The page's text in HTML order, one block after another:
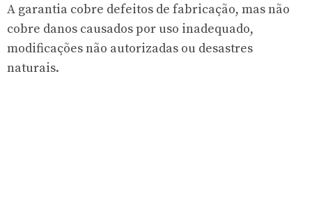
A garantia cobre defeitos de fabricação, mas não
cobre danos causados por uso inadequado,
modificações não autorizadas ou desastres
naturais.